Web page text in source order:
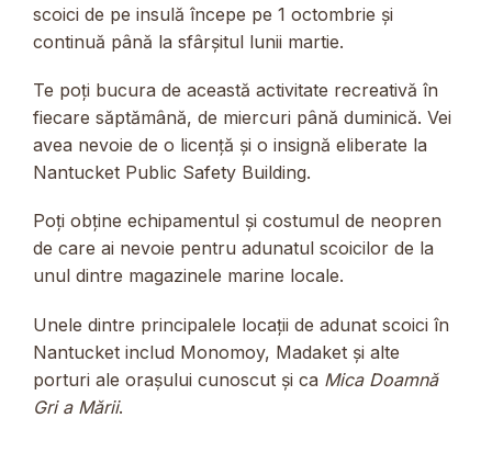
scoici de pe insulă începe pe 1 octombrie și
continuă până la sfârșitul lunii martie.
Te poți bucura de această activitate recreativă în
fiecare săptămână, de miercuri până duminică. Vei
avea nevoie de o licență și o insignă eliberate la
Nantucket Public Safety Building.
Poți obține echipamentul și costumul de neopren
de care ai nevoie pentru adunatul scoicilor de la
unul dintre magazinele marine locale.
Unele dintre principalele locații de adunat scoici în
Nantucket includ Monomoy, Madaket și alte
porturi ale orașului cunoscut și ca Mica Doamnă
Gri a Mării.